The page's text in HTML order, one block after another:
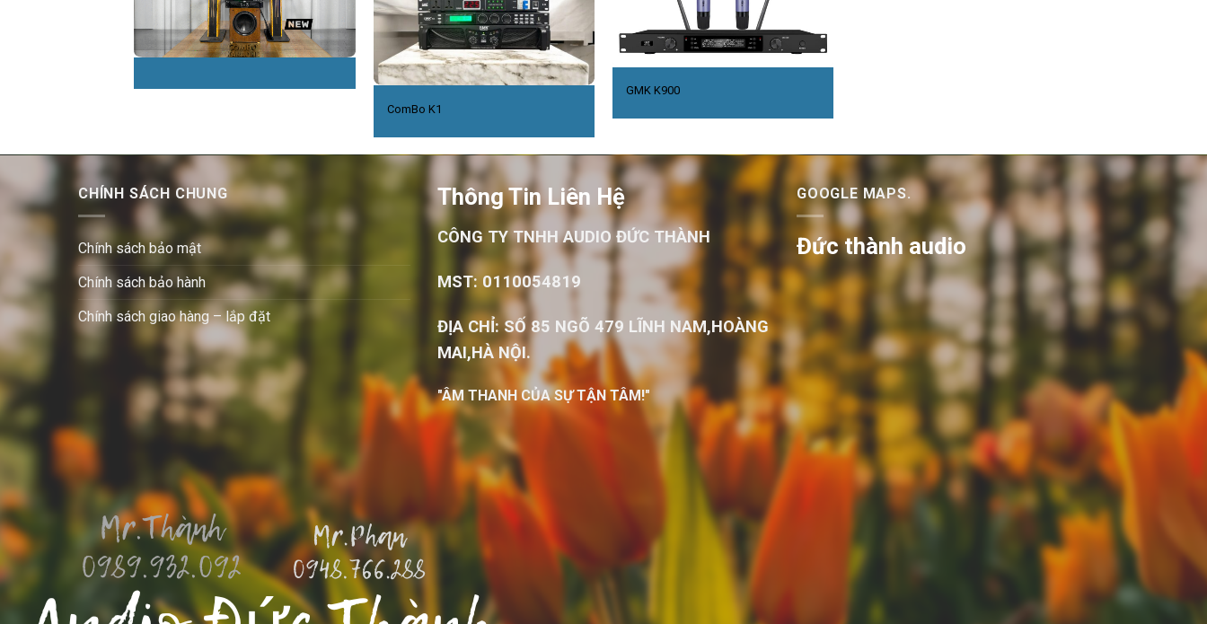
ComBo K1
GMK K900
CHÍNH SÁCH CHUNG
Chính sách bảo mật
Chính sách bảo hành
Chính sách giao hàng – lắp đặt
Thông Tin Liên Hệ
CÔNG TY TNHH AUDIO ĐỨC THÀNH
MST: 0110054819
ĐỊA CHỈ: SỐ 85 NGÕ 479 LĨNH NAM,HOÀNG
MAI,HÀ NỘI.
"ÂM THANH CỦA SỰ TẬN TÂM!"
GOOGLE MAPS.
Đức thành audio